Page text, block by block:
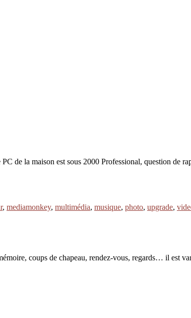
de la maison est sous 2000 Professional, question de
, mediamonkey, multimédia, musique, photo, upgrade,
coups de chapeau, rendez-vous, regards… il est